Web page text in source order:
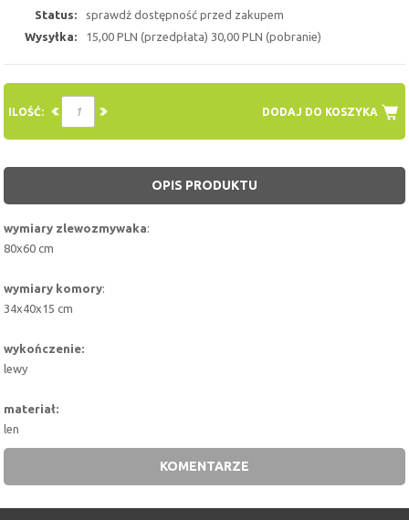
Status:
sprawdź dostępność przed zakupem
Wysyłka:
15,00 PLN (przedpłata) 30,00 PLN (pobranie)
DODAJ DO KOSZYKA
ILOŚĆ:
OPIS PRODUKTU
wymiary zlewozmywaka:
80x60 cm
wymiary komory:
34x40x15 cm
wykończenie:
lewy
materiał:
len
KOMENTARZE